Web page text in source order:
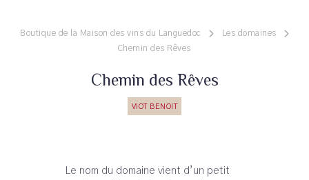
Boutique de la Maison des vins du Languedoc
Les domaines
Chemin des Rêves
Chemin des Rêves
VIOT BENOIT
Le nom du domaine vient d’un petit